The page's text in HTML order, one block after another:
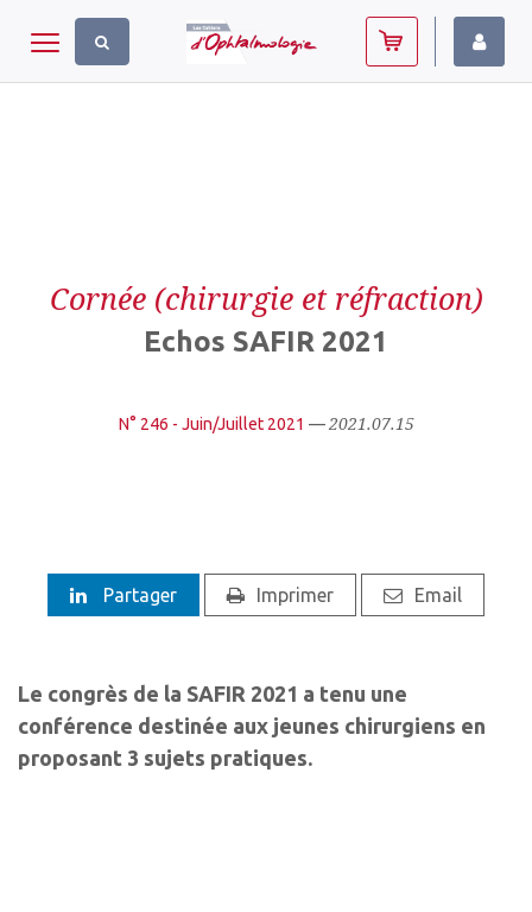
Toggle navigation
Cornée (chirurgie et réfraction)
Echos SAFIR 2021
N° 246 - Juin/Juillet 2021 —2021.07.15
Partager Imprimer Email
Le congrès de la SAFIR 2021 a tenu une
conférence destinée aux jeunes chirurgiens en
proposant 3 sujets pratiques.
Panneau de gestion des cookies